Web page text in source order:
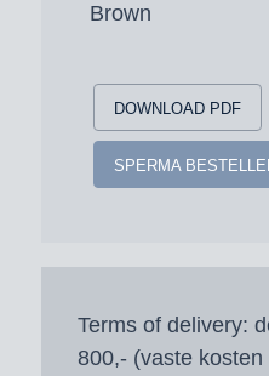
Brown
DOWNLOAD PDF
SPERMA
Terms of delivery:
800,- (vaste